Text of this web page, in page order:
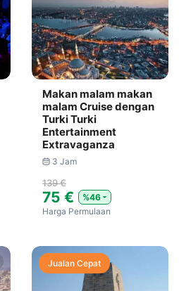
Makan malam makan
malam Cruise dengan
Turki Turki
Entertainment
Extravaganza
3 Jam
139 €
75 €
%46
Harga Permulaan
Jualan Cepat